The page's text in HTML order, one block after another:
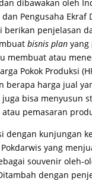
dibawakan oleh
Pengusaha Ekraf
berikan penjelasan
bisnis plan yang
membuat atau
Pokok Produksi
berapa harga jual
bisa menyusun
pemasaran
dengan kunjungan
yang
souvenir oleh-
dengan